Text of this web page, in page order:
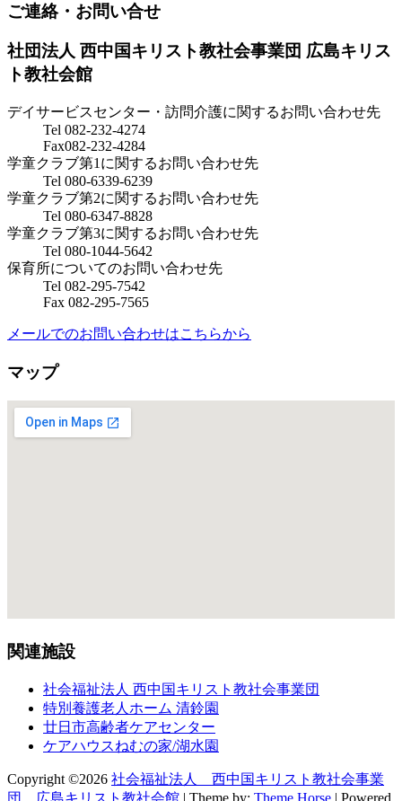
ご連絡・お問い合せ
社団法人 西中国キリスト教社会事業団 広島キリス
ト教社会館
デイサービスセンター・訪問介護に関するお問い合わせ先
Tel 082-232-4274
Fax082-232-4284
学童クラブ第1に関するお問い合わせ先
Tel 080-6339-6239
学童クラブ第2に関するお問い合わせ先
Tel 080-6347-8828
学童クラブ第3に関するお問い合わせ先
Tel 080-1044-5642
保育所についてのお問い合わせ先
Tel 082-295-7542
Fax 082-295-7565
メールでのお問い合わせはこちらから
マップ
関連施設
社会福祉法人 西中国キリスト教社会事業団
特別養護老人ホーム 清鈴園
廿日市高齢者ケアセンター
ケアハウスねむの家/湖水園
Copyright ©2026 社会福祉法人 西中国キリスト教社会事業